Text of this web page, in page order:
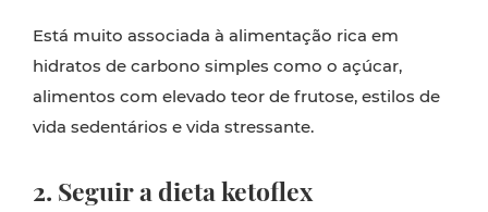
Está muito associada à alimentação rica em
hidratos de carbono simples como o açúcar,
alimentos com elevado teor de frutose, estilos de
vida sedentários e vida stressante.
2. Seguir a dieta ketoflex